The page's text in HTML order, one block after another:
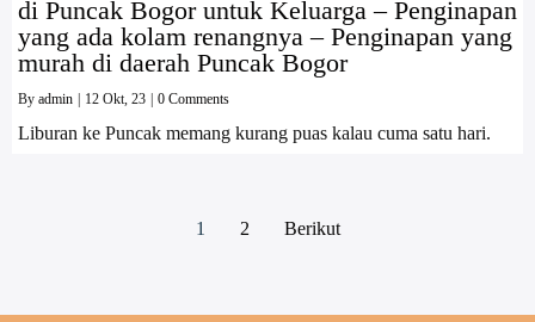
di Puncak Bogor untuk Keluarga – Penginapan
yang ada kolam renangnya – Penginapan yang
murah di daerah Puncak Bogor
By admin 12 Okt, 23 0 Comments
Liburan ke Puncak memang kurang puas kalau cuma satu hari.
1 2 Berikut